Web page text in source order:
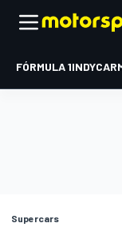
FÓRMULA 1INDYCAR
Supercars